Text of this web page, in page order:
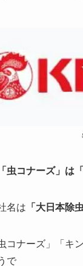
「虫コナーズ」は
名は 「大日本除
コナーズ」「
で